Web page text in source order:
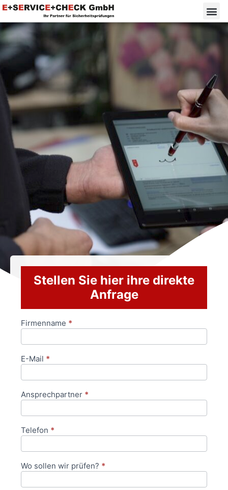
Stellen Sie hier ihre direkte
Anfrage
Anfrageformular
Firmenname *
E-Mail *
Ansprechpartner *
Telefon *
Wo sollen wir prüfen? *